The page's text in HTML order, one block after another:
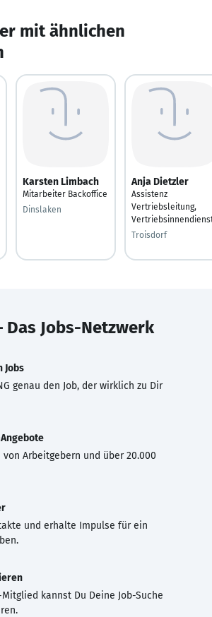
mit ähnlichen
Karsten Limbach
Mitarbeiter Backoffice
Dinslaken
Anja Dietzler
Assistenz
Vertriebsleitung,
Troisdorf
Das Jobs-Netzwerk
Jobs
genau den Job, der wirklich zu Dir
von Arbeitgebern und über 20.000
und erhalte Impulse für ein
kannst Du Deine Job-Suche